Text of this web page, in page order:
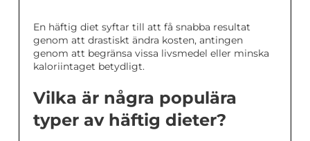
En häftig diet syftar till att få snabba resultat
genom att drastiskt ändra kosten, antingen
genom att begränsa vissa livsmedel eller minska
kaloriintaget betydligt.
Vilka är några populära
typer av häftig dieter?